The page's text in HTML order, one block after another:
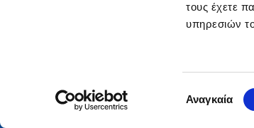
τους έχετε
υπηρεσιών
συγκατάθεσης
Αναγκαία